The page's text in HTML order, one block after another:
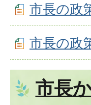
市長の政
市長の政
市長